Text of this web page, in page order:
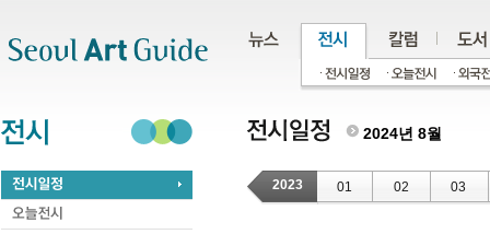
2024년 8월
2023 01 02 03